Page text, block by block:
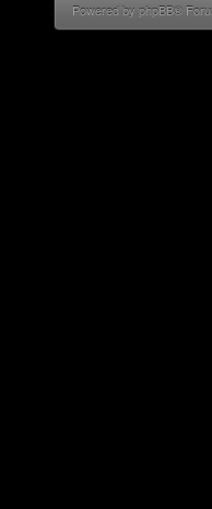
Powered by phpBB®